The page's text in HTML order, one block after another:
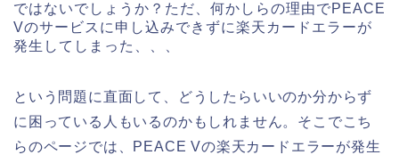
ではないでしょうか？ただ、何かしらの理由でPEACE
Vのサービスに申し込みできずに楽天カードエラーが
発生してしまった、、、
という問題に直面して、どうしたらいいのか分からず
に困っている人もいるのかもしれません。そこでこち
らのページでは、PEACE Vの楽天カードエラーが発生